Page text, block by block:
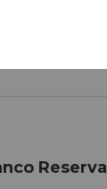
Reserva